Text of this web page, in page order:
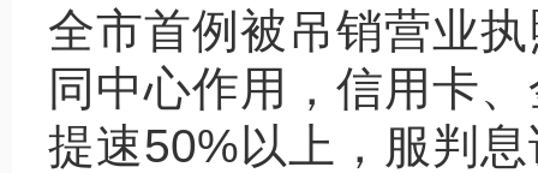
全市首例被吊销营业
同中心作用，信用卡
提速50%以上，服判